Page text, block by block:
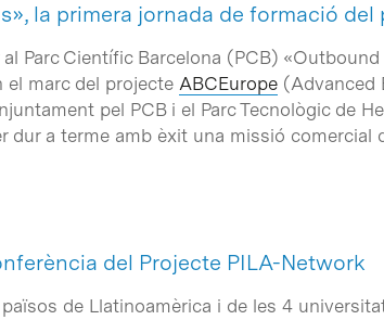
la primera jornada de formació
Parc Científic Barcelona (PCB)
el marc del projecte ABCEurope (Advanced
pel PCB i el Parc Tecnològic de
dur a terme amb èxit una missió comercial
del Projecte PILA-Network
de Llatinoamèrica i de les 4